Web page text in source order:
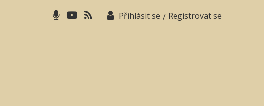
Přihlásit se / Registrovat se